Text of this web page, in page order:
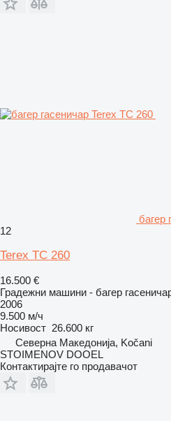
багер
12
Terex TC 260
16.500 €
Градежни машини - багер
2006
9.500 м/ч
Носивост 26.600 кг
Северна Македонија, Kočani
STOIMENOV DOOEL
Контактирајте го продавачот